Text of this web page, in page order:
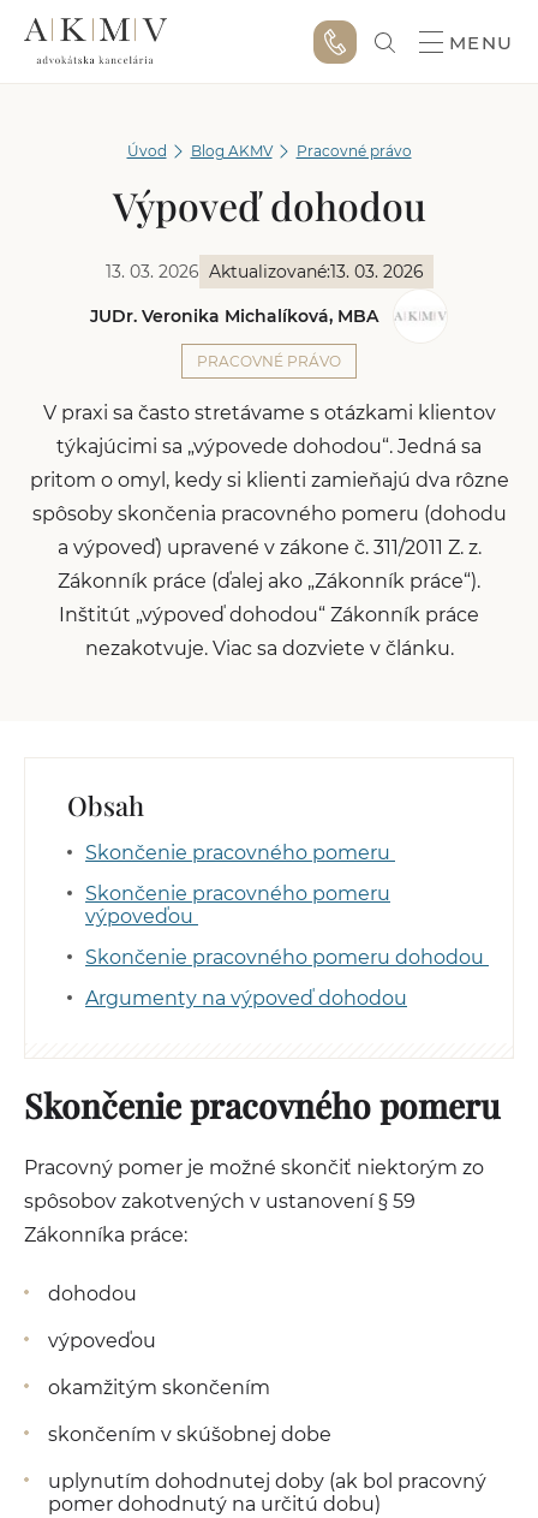
MENU
Úvod Blog AKMV Pracovné právo
Výpoveď dohodou
13. 03. 2026 Aktualizované:13. 03. 2026
JUDr. Veronika Michalíková, MBA
PRACOVNÉ PRÁVO
V praxi sa často stretávame s otázkami klientov
týkajúcimi sa „výpovede dohodou“. Jedná sa
pritom o omyl, kedy si klienti zamieňajú dva rôzne
spôsoby skončenia pracovného pomeru (dohodu
a výpoveď) upravené v zákone č. 311/2011 Z. z.
Zákonník práce (ďalej ako „Zákonník práce“).
Inštitút „výpoveď dohodou“ Zákonník práce
nezakotvuje. Viac sa dozviete v článku.
Obsah
Skončenie pracovného pomeru
Skončenie pracovného pomeru
výpoveďou
Skončenie pracovného pomeru dohodou
Argumenty na výpoveď dohodou
Skončenie pracovného pomeru
Pracovný pomer je možné skončiť niektorým zo
spôsobov zakotvených v ustanovení § 59
Zákonníka práce:
dohodou
výpoveďou
okamžitým skončením
skončením v skúšobnej dobe
uplynutím dohodnutej doby (ak bol pracovný
pomer dohodnutý na určitú dobu)